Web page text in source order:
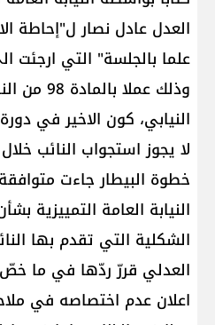
العدل عادل نصار ل"إحاطة
وذلك
النيابي، كون الاخير في
لا يجوز استجواب النائب
خطوة البيطار جاءت
النيابة العامة التمييزية
الشكلية التي تقدم بها
العدلي قررّ ردّها في ما خصّ
اعلان عدم اختصاصه في